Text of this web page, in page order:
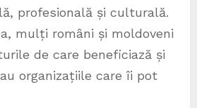
profesională și culturală.
mulți români și moldoveni
de care beneficiază și
organizațiile care îi pot